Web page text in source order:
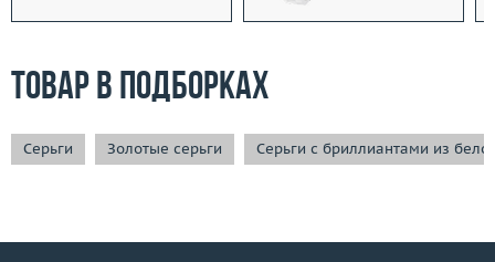
Товар в подборках
Серьги Золотые серьги Серьги с бриллиантами из